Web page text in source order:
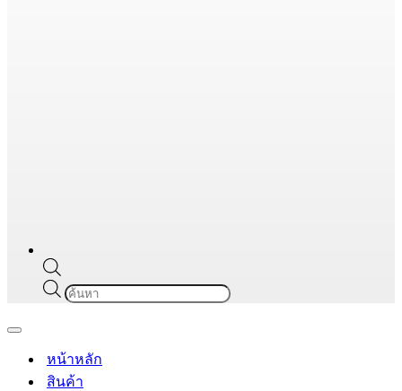
Products
search
Navigation
หน้าหลัก
สินค้า